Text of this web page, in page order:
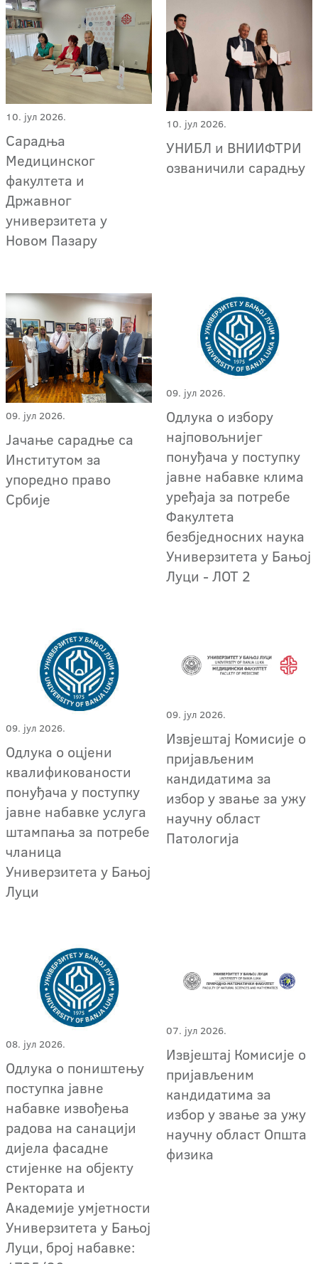
10. јул 2026.
Сарадња
Медицинског
факултета и
Државног
универзитета у
Новом Пазару
10. јул 2026.
УНИБЛ и ВНИИФТРИ
озваничили сарадњу
09. јул 2026.
Јачање сарадње са
Институтом за
упоредно право
Србије
09. јул 2026.
Одлука о избору
најповољнијег
понуђача у поступку
јавне набавке клима
уређаја за потребе
Факултета
безбједносних наука
Универзитета у Бањој
Луци - ЛОТ 2
09. јул 2026.
Одлука о оцјени
квалификованости
понуђача у поступку
јавне набавке услуга
штампања за потребе
чланица
Универзитета у Бањој
Луци
09. јул 2026.
Извјештај Комисије о
пријављеним
кандидатима за
избор у звање за ужу
научну област
Патологија
08. јул 2026.
Одлука о поништењу
поступка јавне
набавке извођења
радова на санацији
дијела фасадне
стијенке на објекту
Ректората и
Академије умјетности
Универзитета у Бањој
Луци, број набавке:
07. јул 2026.
Извјештај Комисије о
пријављеним
кандидатима за
избор у звање за ужу
научну област Општа
физика